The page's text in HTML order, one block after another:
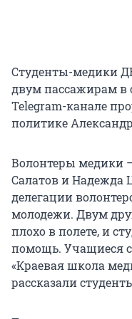
Студенты-медики
двум пассажирам в
Telegram-канале
политике
Волонтеры медики
Салатов и Надежда
делегации
молодежи. Двум
плохо в полете, и
помощь. Учащиеся
«Краевая школа
рассказали